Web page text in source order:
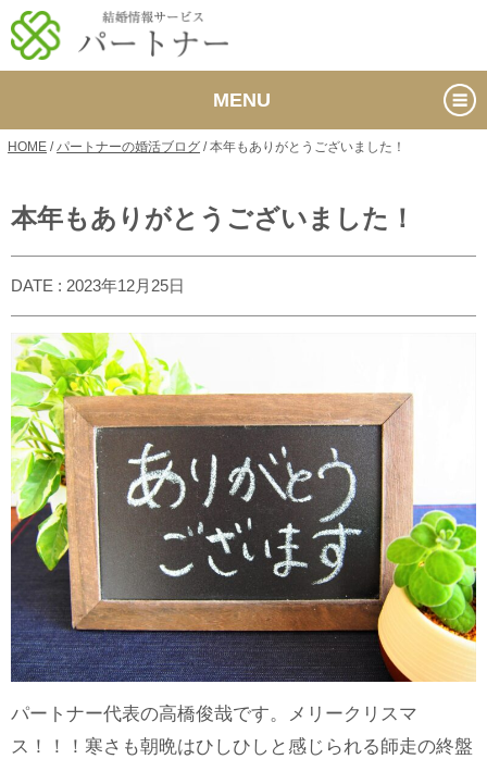
MENU
HOME /パートナーの婚活ブログ /本年もありがとうございました！
本年もありがとうございました！
DATE : 2023年12月25日
パートナー代表の高橋俊哉です。メリークリスマ
ス！！！寒さも朝晩はひしひしと感じられる師走の終盤